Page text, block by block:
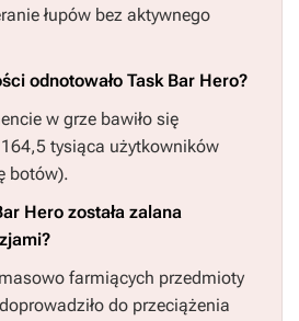
łupów bez aktywnego
odnotowało Task Bar Hero?
w grze bawiło się
tysiąca użytkowników
botów).
Hero została zalana
farmiących przedmioty
do przeciążenia